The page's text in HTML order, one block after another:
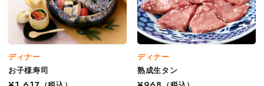
ディナー
お子様寿司
ディナー
熟成生タン